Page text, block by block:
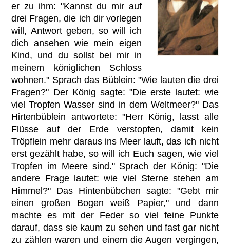
er zu ihm: "Kannst du mir auf
drei Fragen, die ich dir vorlegen
will, Antwort geben, so will ich
dich ansehen wie mein eigen
Kind, und du sollst bei mir in
meinem königlichen Schloss
wohnen." Sprach das Büblein: "Wie lauten die drei
Fragen?" Der König sagte: "Die erste lautet: wie
viel Tropfen Wasser sind in dem Weltmeer?" Das
Hirtenbüblein antwortete: "Herr König, lasst alle
Flüsse auf der Erde verstopfen, damit kein
Tröpflein mehr daraus ins Meer lauft, das ich nicht
erst gezählt habe, so will ich Euch sagen, wie viel
Tropfen im Meere sind." Sprach der König: "Die
andere Frage lautet: wie viel Sterne stehen am
Himmel?" Das Hintenbübchen sagte: "Gebt mir
einen großen Bogen weiß Papier," und dann
machte es mit der Feder so viel feine Punkte
darauf, dass sie kaum zu sehen und fast gar nicht
zu zählen waren und einem die Augen vergingen,